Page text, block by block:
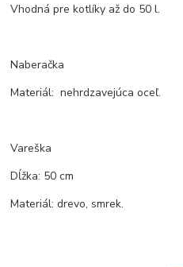
Vhodná pre kotlíky až do 50 l.
Naberačka
Materiál: nehrdzavejúca oceľ.
Vareška
Dĺžka: 50 cm
Materiál: drevo, smrek.